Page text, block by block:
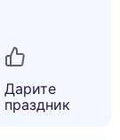
Дарите
праздник